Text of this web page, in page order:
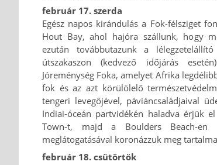
február 17. szerda
Egész napos kirándulás a Fok-félsziget
Hout Bay, ahol hajóra szállunk, hogy
ezután továbbutazunk a
útszakaszon (kedvező időjárás
Jóreménység Foka, amelyet Afrika
fok és az azt körülölelő
tengeri levegőjével, páviáncsaládjaival
Indiai-óceán partvidékén haladva érjük
Town-t, majd a Boulders Beach-
meglátogatásával koronázzuk meg
február 18. csütörtök